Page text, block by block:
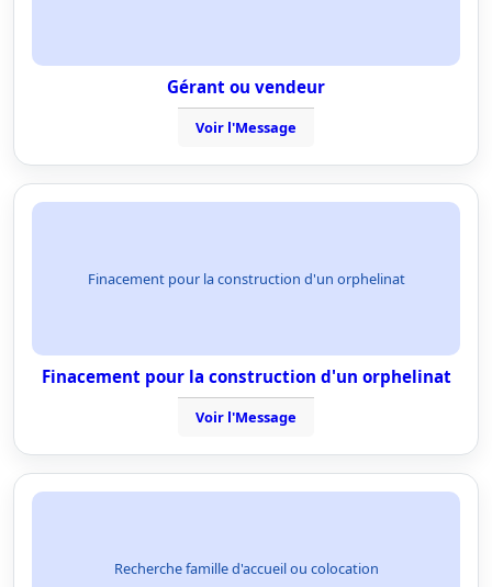
Gérant ou vendeur
Voir l'Message
Finacement pour la construction d'un orphelinat
Finacement pour la construction d'un orphelinat
Voir l'Message
Recherche famille d'accueil ou colocation